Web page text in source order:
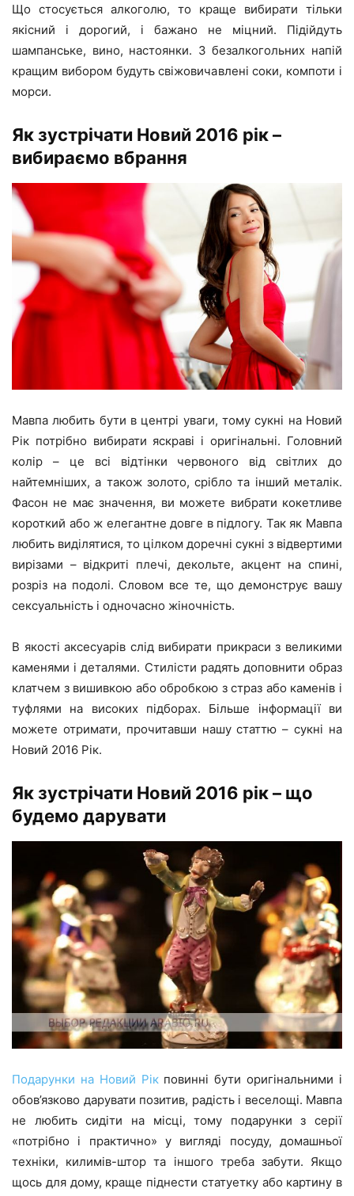
Що стосується алкоголю, то краще вибирати тільки
якісний і дорогий, і бажано не міцний. Підійдуть
шампанське, вино, настоянки. З безалкогольних напій
кращим вибором будуть свіжовичавлені соки, компоти і
морси.
Як зустрічати Новий 2016 рік –
вибираємо вбрання
Мавпа любить бути в центрі уваги, тому сукні на Новий
Рік потрібно вибирати яскраві і оригінальні. Головний
колір – це всі відтінки червоного від світлих до
найтемніших, а також золото, срібло та інший металік.
Фасон не має значення, ви можете вибрати кокетливе
короткий або ж елегантне довге в підлогу. Так як Мавпа
любить виділятися, то цілком доречні сукні з відвертими
вирізами – відкриті плечі, декольте, акцент на спині,
розріз на подолі. Словом все те, що демонструє вашу
сексуальність і одночасно жіночність.
В якості аксесуарів слід вибирати прикраси з великими
каменями і деталями. Стилісти радять доповнити образ
клатчем з вишивкою або обробкою з страз або каменів і
туфлями на високих підборах. Більше інформації ви
можете отримати, прочитавши нашу статтю – сукні на
Новий 2016 Рік.
Як зустрічати Новий 2016 рік – що
будемо дарувати
Подарунки на Новий Рікповинні бути оригінальними і
обов’язково дарувати позитив, радість і веселощі. Мавпа
не любить сидіти на місці, тому подарунки з серії
«потрібно і практично» у вигляді посуду, домашньої
техніки, килимів-штор та іншого треба забути. Якщо
щось для дому, краще піднести статуетку або картину в